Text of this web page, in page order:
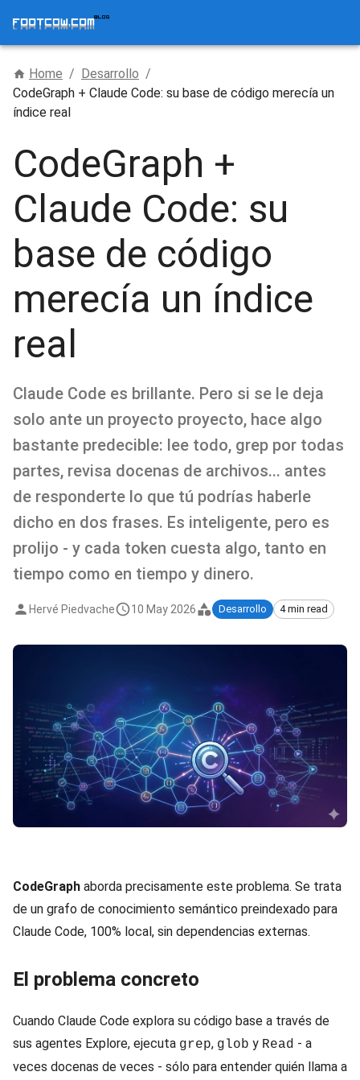
Home / Desarrollo /
CodeGraph + Claude Code: su base de código merecía un
índice real
CodeGraph +
Claude Code: su
base de código
merecía un índice
real
Claude Code es brillante. Pero si se le deja
solo ante un proyecto proyecto, hace algo
bastante predecible: lee todo, grep por todas
partes, revisa docenas de archivos... antes
de responderte lo que tú podrías haberle
dicho en dos frases. Es inteligente, pero es
prolijo - y cada token cuesta algo, tanto en
tiempo como en tiempo y dinero.
Hervé Piedvache 10 May 2026 Desarrollo 4 min read
CodeGraph aborda precisamente este problema. Se trata
de un grafo de conocimiento semántico preindexado para
Claude Code, 100% local, sin dependencias externas.
El problema concreto
Cuando Claude Code explora su código base a través de
sus agentes Explore, ejecuta grep, glob y Read - a
veces docenas de veces - sólo para entender quién llama a